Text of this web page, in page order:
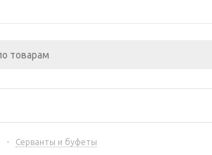
- Серванты и буфеты